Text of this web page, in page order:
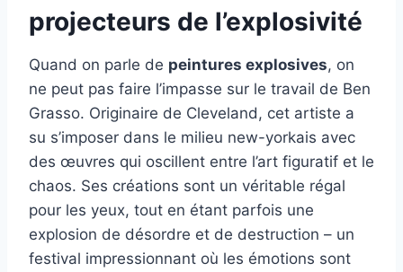
projecteurs de l’explosivité
Quand on parle de peintures explosives, on
ne peut pas faire l’impasse sur le travail de Ben
Grasso. Originaire de Cleveland, cet artiste a
su s’imposer dans le milieu new-yorkais avec
des œuvres qui oscillent entre l’art figuratif et le
chaos. Ses créations sont un véritable régal
pour les yeux, tout en étant parfois une
explosion de désordre et de destruction – un
festival impressionnant où les émotions sont